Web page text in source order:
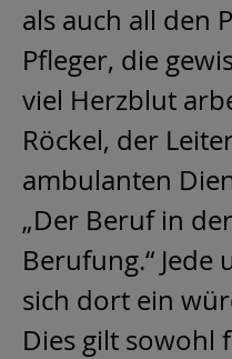
als auch all den
Pfleger, die
viel Herzblut
Röckel, der
ambulanten
„Der Beruf in
Berufung.“
sich dort ein
Dies gilt sowohl